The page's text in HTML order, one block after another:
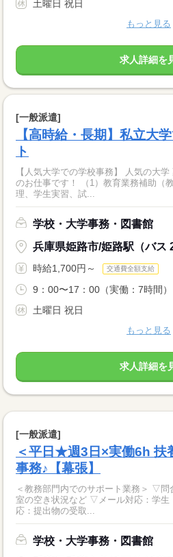
土曜日 祝日
もっと見る
求人詳細を
[一般派遣]
【高時給・長期】私立大
ト
【人気大学での学校事務】 人気の大
のお仕事です！ （1）教育業務補助（
理、学生実習、試...
学校・大学事務・図書館
兵庫県姫路市/姫路駅（バス
時給1,700円～ 交通費全額支給
9：00〜17：00（実働：7時間
土曜日 祝日
もっと見る
求人詳細を
[一般派遣]
＜平日★週3日×実働6h 扶
事務♪【幕張】
＜教務部門内でのサポート業務＞ ▽問合せ対応：施設の問合せや教
室の空き状況など ▽メール対応：学
応：提出物の受取...
学校・大学事務・図書館